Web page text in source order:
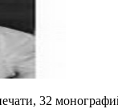
32